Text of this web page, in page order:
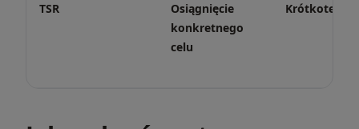
TSR
Osiągnięcie
konkretnego
celu